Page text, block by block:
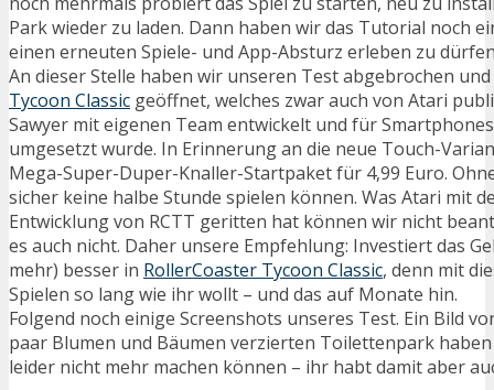
Park wieder zu laden. Dann haben wir das Tutorial noch
einen erneuten Spiele- und App-Absturz erleben zu
An dieser Stelle haben wir unseren Test abgebrochen und
Tycoon Classic geöffnet, welches zwar auch von Atari
Sawyer mit eigenen Team entwickelt und für
umgesetzt wurde. In Erinnerung an die neue Touch-
Mega-Super-Duper-Knaller-Startpaket für 4,99 Euro.
sicher keine halbe Stunde spielen können. Was Atari mit
Entwicklung von RCTT geritten hat können wir nicht
es auch nicht. Daher unsere Empfehlung: Investiert das
mehr) besser in RollerCoaster Tycoon Classic, denn mit
Spielen so lang wie ihr wollt – und das auf Monate hin.
Folgend noch einige Screenshots unseres Test. Ein Bild
paar Blumen und Bäumen verzierten Toilettenpark
leider nicht mehr machen können – ihr habt damit aber